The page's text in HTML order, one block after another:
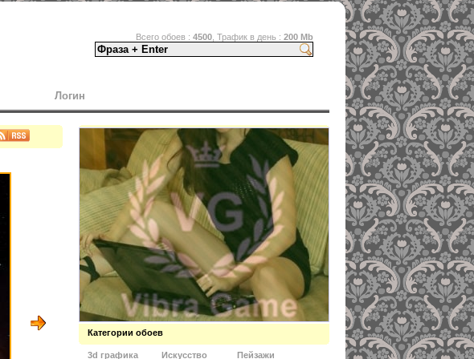
Всего обоев : 4500 , Трафик в день : 200 Mb
Логин
Категории обоев
3d графика
Искусство
Пейзажи